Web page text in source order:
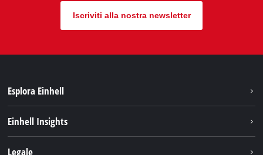
Iscriviti alla nostra newsletter
Esplora Einhell
Chi siamo
Einhell Insights
Legale